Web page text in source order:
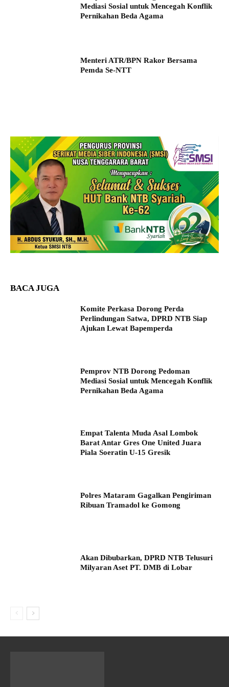
Mediasi Sosial untuk Mencegah Konflik
Pernikahan Beda Agama
Menteri ATR/BPN Rakor Bersama
Pemda Se-NTT
BACA JUGA
Komite Perkasa Dorong Perda
Perlindungan Satwa, DPRD NTB Siap
Ajukan Lewat Bapemperda
Pemprov NTB Dorong Pedoman
Mediasi Sosial untuk Mencegah Konflik
Pernikahan Beda Agama
Empat Talenta Muda Asal Lombok
Barat Antar Gres One United Juara
Piala Soeratin U-15 Gresik
Polres Mataram Gagalkan Pengiriman
Ribuan Tramadol ke Gomong
Akan Dibubarkan, DPRD NTB Telusuri
Milyaran Aset PT. DMB di Lobar